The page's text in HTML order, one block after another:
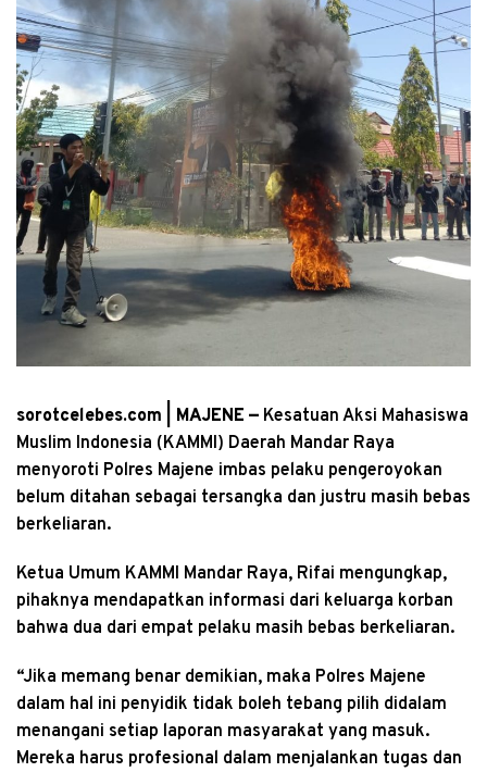
sorotcelebes.com | MAJENE — Kesatuan Aksi Mahasiswa
Muslim Indonesia (KAMMI) Daerah Mandar Raya
menyoroti Polres Majene imbas pelaku pengeroyokan
belum ditahan sebagai tersangka dan justru masih bebas
berkeliaran.
Ketua Umum KAMMI Mandar Raya, Rifai mengungkap,
pihaknya mendapatkan informasi dari keluarga korban
bahwa dua dari empat pelaku masih bebas berkeliaran.
“Jika memang benar demikian, maka Polres Majene
dalam hal ini penyidik tidak boleh tebang pilih didalam
menangani setiap laporan masyarakat yang masuk.
Mereka harus profesional dalam menjalankan tugas dan